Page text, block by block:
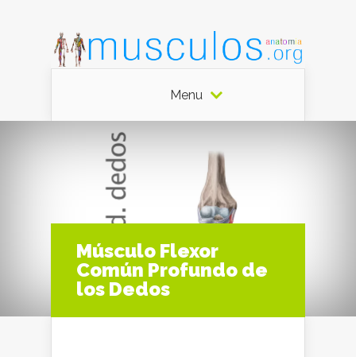
Menu
Músculo Flexor
Común Profundo de
los Dedos